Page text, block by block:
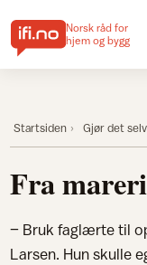
Norsk råd for
hjem og bygg
Startsiden Gjør det selv
Fra
– Bruk faglærte til
Larsen. Hun skulle